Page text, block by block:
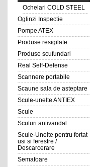
Ochelari COLD STEEL
Oglinzi Inspectie
Pompe ATEX
Produse resigilate
Produse scufundari
Real Self-Defense
Scannere portabile
Scaune sala de asteptare
Scule-unelte ANTIEX
Scule
Scuturi antivandal
Scule-Unelte pentru fortat
usi si ferestre /
Descarcerare
Semafoare